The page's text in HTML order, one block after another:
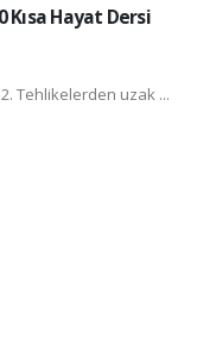
Hayat Dersi
2. Tehlikelerden uzak ...